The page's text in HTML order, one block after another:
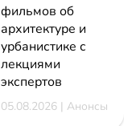
фильмов об
архитектуре и
урбанистике с
лекциями
экспертов
05.08.2026 | Анонсы